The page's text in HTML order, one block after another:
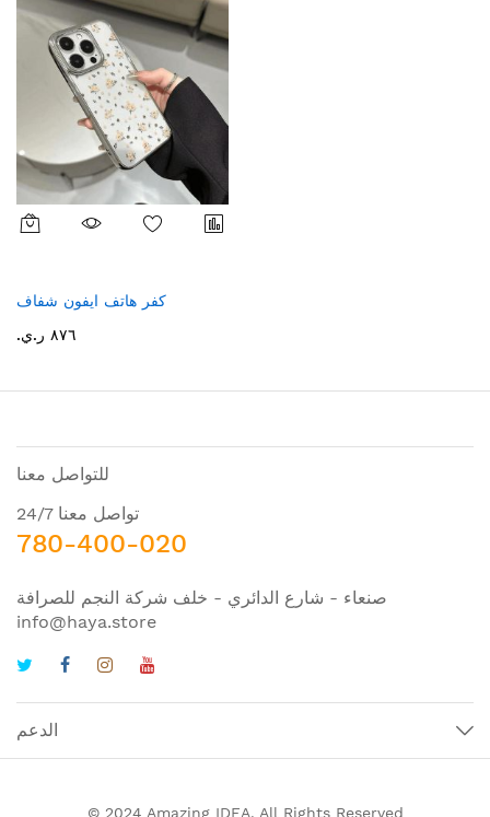
كفر هاتف ايفون شفاف
٨٧٦ ر.ي.‏
للتواصل معنا
تواصل معنا 24/7
780-400-020
صنعاء - شارع الدائري - خلف شركة النجم للصرافة
info@haya.store
الدعم
© 2024 Amazing IDEA. All Rights Reserved